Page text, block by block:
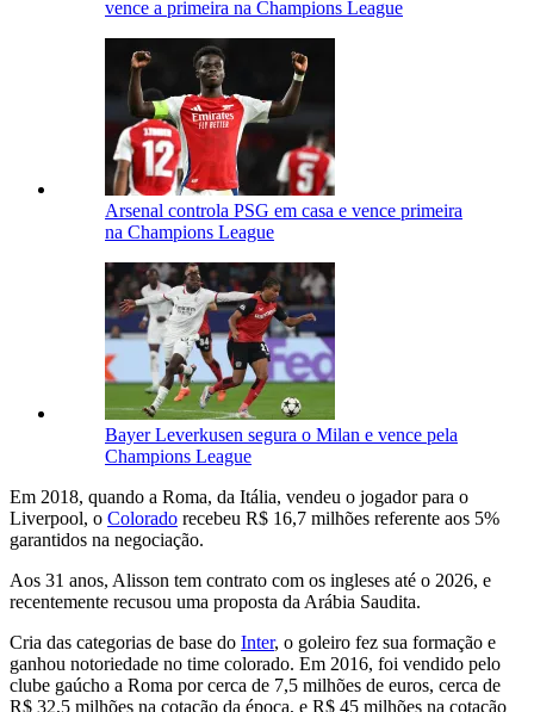
vence a primeira na Champions League
Arsenal controla PSG em casa e vence primeira
na Champions League
Bayer Leverkusen segura o Milan e vence pela
Champions League
Em 2018, quando a Roma, da Itália, vendeu o jogador para o
Liverpool, o Colorado recebeu R$ 16,7 milhões referente aos 5%
garantidos na negociação.
Aos 31 anos, Alisson tem contrato com os ingleses até o 2026, e
recentemente recusou uma proposta da Arábia Saudita.
Cria das categorias de base do Inter, o goleiro fez sua formação e
ganhou notoriedade no time colorado. Em 2016, foi vendido pelo
clube gaúcho a Roma por cerca de 7,5 milhões de euros, cerca de
R$ 32,5 milhões na cotação da época, e R$ 45 milhões na cotação